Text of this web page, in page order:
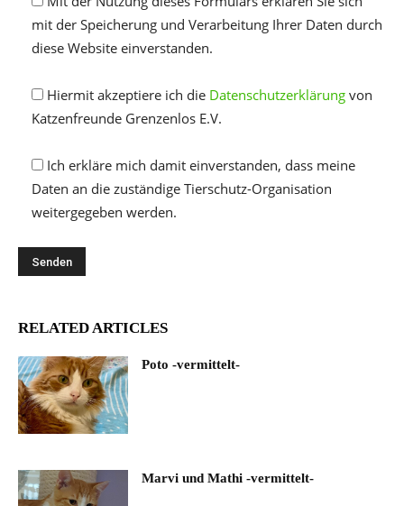
mit der Speicherung und Verarbeitung Ihrer Daten durch
diese Website einverstanden.
Hiermit akzeptiere ich die Datenschutzerklärung von
Katzenfreunde Grenzenlos E.V.
Ich erkläre mich damit einverstanden, dass meine
Daten an die zuständige Tierschutz-Organisation
weitergegeben werden.
RELATED ARTICLES
Poto -vermittelt-
Marvi und Mathi -vermittelt-